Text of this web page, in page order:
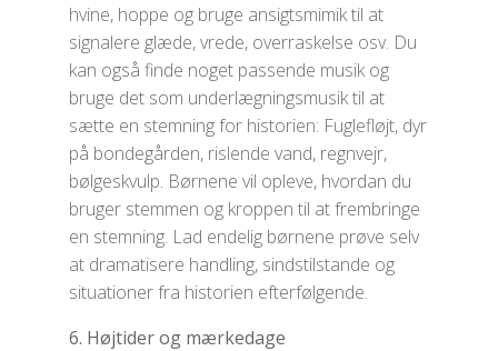
hvine, hoppe og bruge ansigtsmimik til at
signalere glæde, vrede, overraskelse osv. Du
kan også finde noget passende musik og
bruge det som underlægningsmusik til at
sætte en stemning for historien: Fuglefløjt, dyr
på bondegården, rislende vand, regnvejr,
bølgeskvulp. Børnene vil opleve, hvordan du
bruger stemmen og kroppen til at frembringe
en stemning. Lad endelig børnene prøve selv
at dramatisere handling, sindstilstande og
situationer fra historien efterfølgende.
6. Højtider og mærkedage